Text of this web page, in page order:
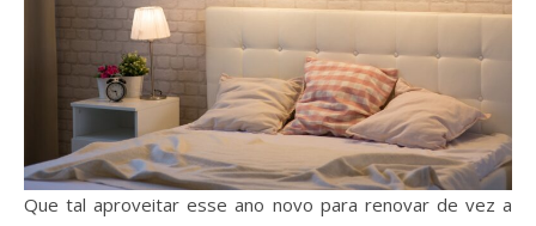
Que tal aproveitar esse ano novo para renovar de vez a